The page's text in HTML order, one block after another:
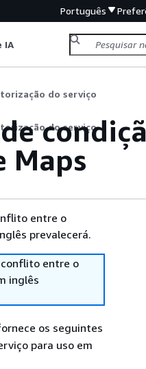
Português
IA
do serviço
do serviço
Maps
entre o
prevalecerá.
entre o
inglês
os seguintes
para uso em